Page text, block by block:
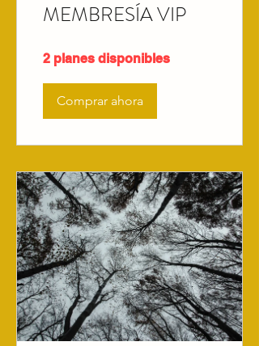
MEMBRESÍA VIP
2 planes disponibles
Comprar ahora